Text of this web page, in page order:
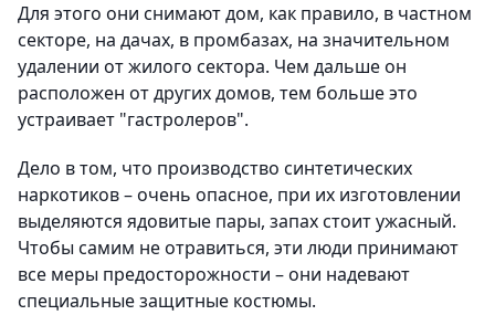
Для этого они снимают дом, как правило, в частном
секторе, на дачах, в промбазах, на значительном
удалении от жилого сектора. Чем дальше он
расположен от других домов, тем больше это
устраивает "гастролеров".
Дело в том, что производство синтетических
наркотиков – очень опасное, при их изготовлении
выделяются ядовитые пары, запах стоит ужасный.
Чтобы самим не отравиться, эти люди принимают
все меры предосторожности – они надевают
специальные защитные костюмы.